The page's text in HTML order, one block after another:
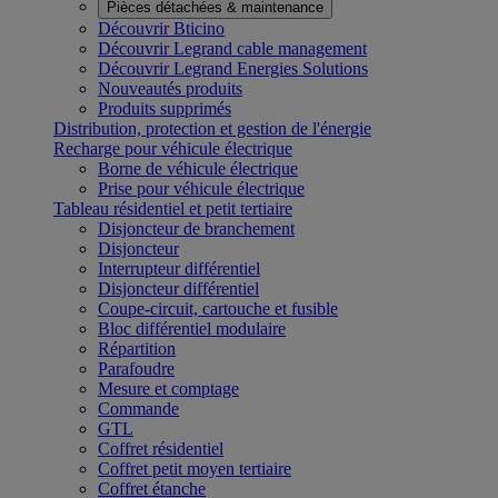
Pièces détachées & maintenance
Découvrir Bticino
Découvrir Legrand cable management
Découvrir Legrand Energies Solutions
Nouveautés produits
Produits supprimés
Distribution, protection et gestion de l'énergie
Recharge pour véhicule électrique
Borne de véhicule électrique
Prise pour véhicule électrique
Tableau résidentiel et petit tertiaire
Disjoncteur de branchement
Disjoncteur
Interrupteur différentiel
Disjoncteur différentiel
Coupe-circuit, cartouche et fusible
Bloc différentiel modulaire
Répartition
Parafoudre
Mesure et comptage
Commande
GTL
Coffret résidentiel
Coffret petit moyen tertiaire
Coffret étanche